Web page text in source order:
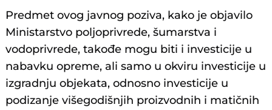
Predmet ovog javnog poziva, kako je objavilo
Ministarstvo poljoprivrede, šumarstva i
vodoprivrede, takođe mogu biti i investicije u
nabavku opreme, ali samo u okviru investicije u
izgradnju objekata, odnosno investicije u
podizanje višegodišnjih proizvodnih i matičnih